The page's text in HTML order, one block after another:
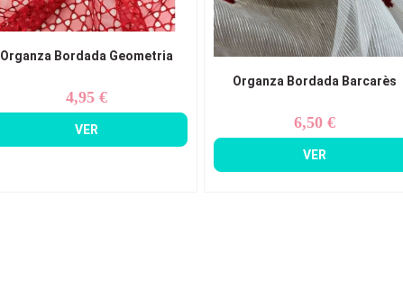
Organza Bordada Geometria
Precio
4,95 €
VER
Organza Bordada Barcarès
Precio
6,50 €
VER